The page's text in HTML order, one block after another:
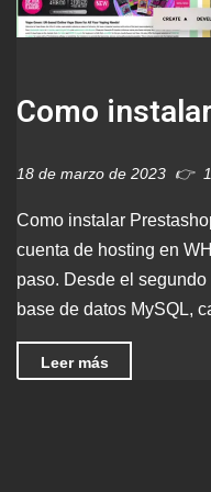
Como
18 de marzo de 2023
Como instalar
cuenta de hosting en
paso. Desde el
base de datos MySQL,
Leer más